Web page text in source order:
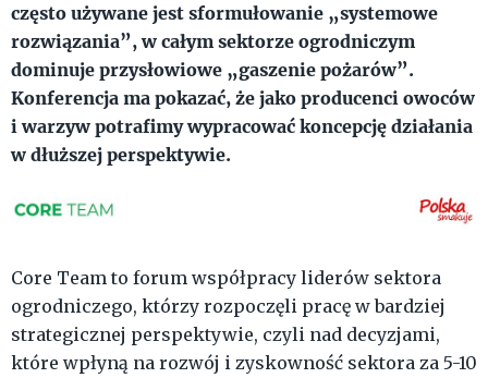
często używane jest sformułowanie „systemowe
rozwiązania”, w całym sektorze ogrodniczym
dominuje przysłowiowe „gaszenie pożarów”.
Konferencja ma pokazać, że jako producenci owoców
i warzyw potrafimy wypracować koncepcję działania
w dłuższej perspektywie.
Core Team to forum współpracy liderów sektora
ogrodniczego, którzy rozpoczęli pracę w bardziej
strategicznej perspektywie, czyli nad decyzjami,
które wpłyną na rozwój i zyskowność sektora za 5-10